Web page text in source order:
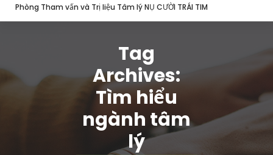
Phòng Tham vấn và Trị liệu Tâm lý NỤ CƯỜI TRÁI TIM
Tag
Archives:
Tìm hiểu
ngành tâm
lý